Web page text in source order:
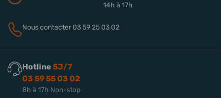
14h à 17h
Nous contacter 03 59 25 03 02
Hotline 5J/7
03 59 55 03 02
8h à 17h Non-stop